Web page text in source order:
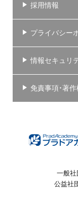
採用情報
プライバシー
情報セキュリ
免責事項・著
一般社
公益社